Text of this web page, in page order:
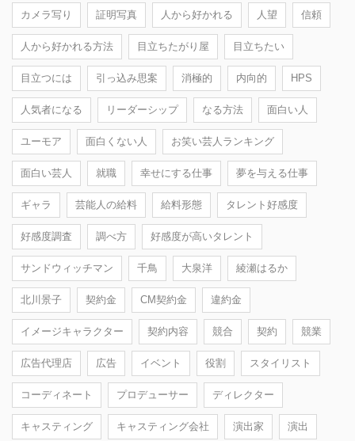
カメラ写り 証明写真 人から好かれる 人望 信頼
人から好かれる方法 目立ちたがり屋 目立ちたい
目立つには 引っ込み思案 消極的 内向的 HPS
人気者になる リーダーシップ なる方法 面白い人
ユーモア 面白くない人 お笑い芸人ランキング
面白い芸人 就職 幸せにする仕事 夢を与える仕事
ギャラ 芸能人の給料 給料形態 タレント好感度
好感度調査 調べ方 好感度が高いタレント
サンドウィッチマン 千鳥 大泉洋 綾瀬はるか
北川景子 契約金 CM契約金 違約金
イメージキャラクター 契約内容 競合 契約 競業
広告代理店 広告 イベント 役割 スタイリスト
コーディネート プロデューサー ディレクター
キャスティング キャスティング会社 演出家 演出